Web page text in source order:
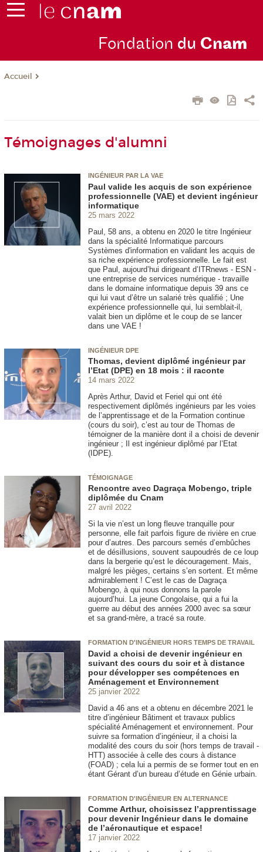
Fondation du Cnam
Accueil
Témoignages d'alumni
INGÉNIEUR PAR LA VAE
Paul valide les acquis de son expérience
professionnelle (VAE) et devient ingénieur
informatique
25 mars 2022
Paul, 58 ans, a obtenu en 2020 le titre Ingénieur
dans la spécialité Informatique parcours
Systèmes d'information en validant les acquis de
sa riche expérience professionnelle. Le fait est
que Paul, aujourd’hui dirigeant d’ITRnews - ESN -
une entreprise de services numérique - travaille
dans le domaine informatique depuis 39 ans ce
qui lui vaut d’être un salarié très qualifié ; Une
expérience professionnelle qui, lui semblait-il,
valait bien un diplôme et le coup de se lancer
dans une VAE !
INGÉNIEUR DPE
Thomas, devient diplômé ingénieur par
l’Etat (DPE) en 18 mois : il raconte
14 mars 2022
Après Arthur, David et Feriel qui ont été
respectivement diplômés ingénieurs par les voies
de l’apprentissage et de la Formation continue
(cours du soir), c’est au tour de Thomas de
témoigner de la manière dont il a choisi de devenir
ingénieur ; Il est ingénieur diplômé par l’Etat
(IDPE).
TÉMOIGNAGE
Rencontre avec Dagraça Mobengo, triple
diplômée du Cnam
27 avril 2022
Si la vie n’est un long fleuve tranquille pour
personne, elle fait parfois figure de rivière en crue
pour d’autres. Des parcours semés d’embûches
et de désillusions, souvent saupoudrés de ce loup
dans la bergerie qu’est le découragement. Mais,
malgré les pièges, certains s’en sortent. Et même
admirablement ! C’est le cas de Dagraça
Mobengo, à qui nous donnons la parole
aujourd’hui. La jeune Congolaise, qui a fui la
guerre au début des années 2000 avec sa sœur
et sa grand-mère, a tracé sa route.
FORMATION D'INGÉNIEUR HORS TEMPS DE TRAVAIL
David a choisi de devenir ingénieur en
suivant des cours du soir et à distance
pour développer ses compétences en
Aménagement et Environnement
25 janvier 2022
David a 46 ans et a obtenu en décembre 2021 le
titre d’ingénieur Bâtiment et travaux publics
spécialité Aménagement et environnement. Pour
suivre sa formation d’ingénieur, il a choisi la
modalité des cours du soir (hors temps de travail -
HTT) associée à celle des cours à distance
(FOAD) ; cela lui a permis de se former tout en en
étant Gérant d’un bureau d’étude en Génie urbain.
FORMATION D'INGÉNIEUR EN ALTERNANCE
Comme Arthur, choisissez l’apprentissage
pour devenir Ingénieur dans le domaine
de l’aéronautique et espace!
17 janvier 2022